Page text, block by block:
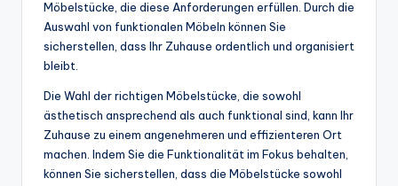
Möbelstücke, die diese Anforderungen erfüllen. Durch die
Auswahl von funktionalen Möbeln können Sie
sicherstellen, dass Ihr Zuhause ordentlich und organisiert
bleibt.
Die Wahl der richtigen Möbelstücke, die sowohl
ästhetisch ansprechend als auch funktional sind, kann Ihr
Zuhause zu einem angenehmeren und effizienteren Ort
machen. Indem Sie die Funktionalität im Fokus behalten,
können Sie sicherstellen, dass die Möbelstücke sowohl